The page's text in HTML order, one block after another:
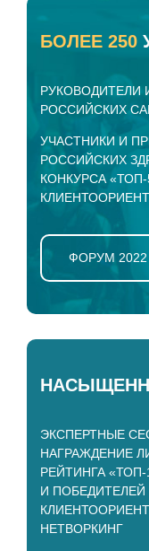
БОЛЕЕ 250
РУКОВОДИТЕЛИ
РОССИЙСКИХ
УЧАСТНИКИ И
РОССИЙСКИХ
КОНКУРСА
ФОРУМ
ЭКСПЕРТНЫЕ
НАГРАЖДЕНИЕ
РЕЙТИНГА
И ПОБЕДИТЕЛЕЙ
НЕТВОРКИНГ